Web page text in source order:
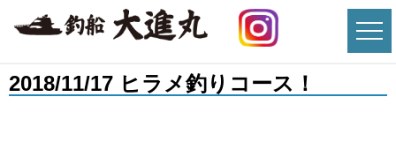
2018/11/17 ヒラメ釣りコース！